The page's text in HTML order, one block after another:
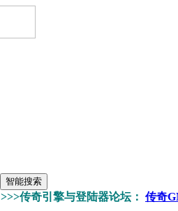
>>>传奇引擎与登陆器论坛： 传奇